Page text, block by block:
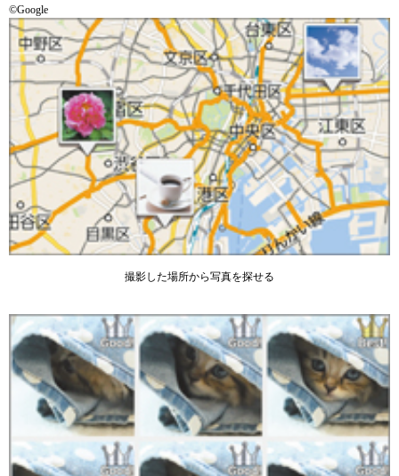
©Google
撮影した場所から写真を探せる